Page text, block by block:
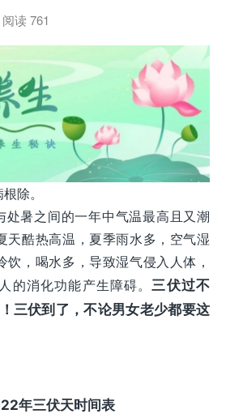
阅读761
除。
处暑之间的一年中气温最高且又潮
天酷热高温，夏季雨水多，空气湿
饮，喝水多，导致湿气侵入人体，
的消化功能产生障碍。 三伏过不
三伏到了，不论男女老少都要这
年三伏天时间表